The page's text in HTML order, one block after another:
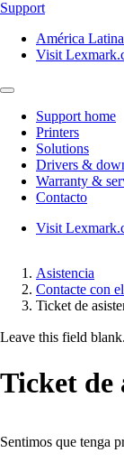
Support
América
Visit
Support home
Printers
Solutions
Drivers &
Warranty &
Contacto
Visit
Asistencia
Contacte con
Ticket de
Leave this field blank.
Ticket de
Sentimos que tenga